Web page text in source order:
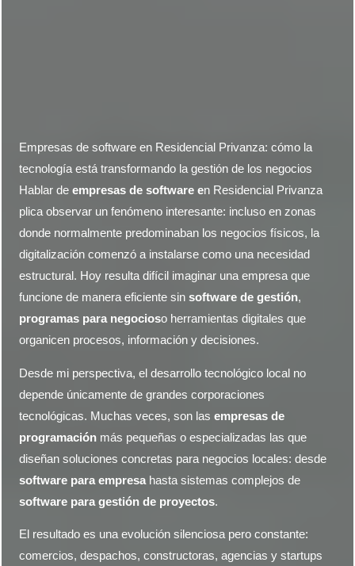
Empresas de software en Residencial Privanza: cómo la
tecnología está transformando la gestión de los negocios
Hablar deempresas de software en Residencial Privanza
plica observar un fenómeno interesante: incluso en zonas
donde normalmente predominaban los negocios físicos, la
digitalización comenzó a instalarse como una necesidad
estructural. Hoy resulta difícil imaginar una empresa que
funcione de manera eficiente sinsoftware de gestión,
programas para negocioso herramientas digitales que
organicen procesos, información y decisiones.
Desde mi perspectiva, el desarrollo tecnológico local no
depende únicamente de grandes corporaciones
tecnológicas. Muchas veces, son lasempresas de
programación más pequeñas o especializadas las que
diseñan soluciones concretas para negocios locales: desde
software para empresa hasta sistemas complejos de
software para gestión de proyectos.
El resultado es una evolución silenciosa pero constante:
comercios, despachos, constructoras, agencias y startups